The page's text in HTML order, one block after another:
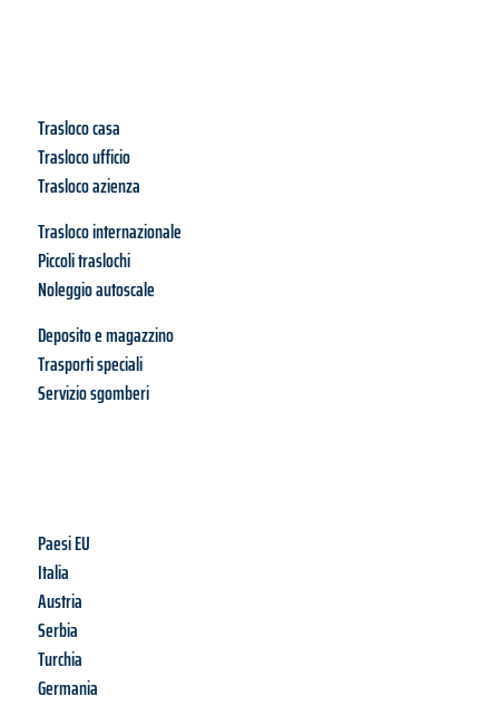
Trasloco casa
Trasloco ufficio
Trasloco azienza
Trasloco internazionale
Piccoli traslochi
Noleggio autoscale
Deposito e magazzino
Trasporti speciali
Servizio sgomberi
Paesi EU
Italia
Austria
Serbia
Turchia
Germania